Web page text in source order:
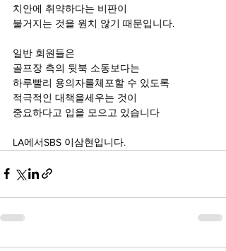
치안에 취약하다는 비판이
불거지는 것을 원치 않기 때문입니다.
일반 회원들은
골프장 측의 뒷북 소동보다는
하루빨리 용의자를체포할 수 있도록
적극적인 대책을세우는 것이
중요하다고 입을 모으고 있습니다
LA에서SBS 이삼현입니다.